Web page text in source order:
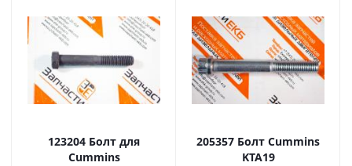
123204 Болт для
Cummins
205357 Болт Cummins
KTA19